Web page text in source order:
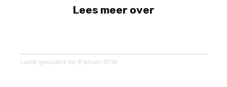
Lees meer over
Laatst geupdate op 8 januari 2018